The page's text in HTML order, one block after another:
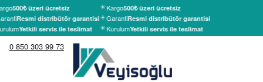
500₺ üzeri ücretsiz
Resmi distribütör garantisi
Yetkili servis ile teslimat
Kargo500₺ üzeri ücretsiz
GarantiResmi distribütör garantisi
KurulumYetkili servis ile teslimat
0 850 303 99 73